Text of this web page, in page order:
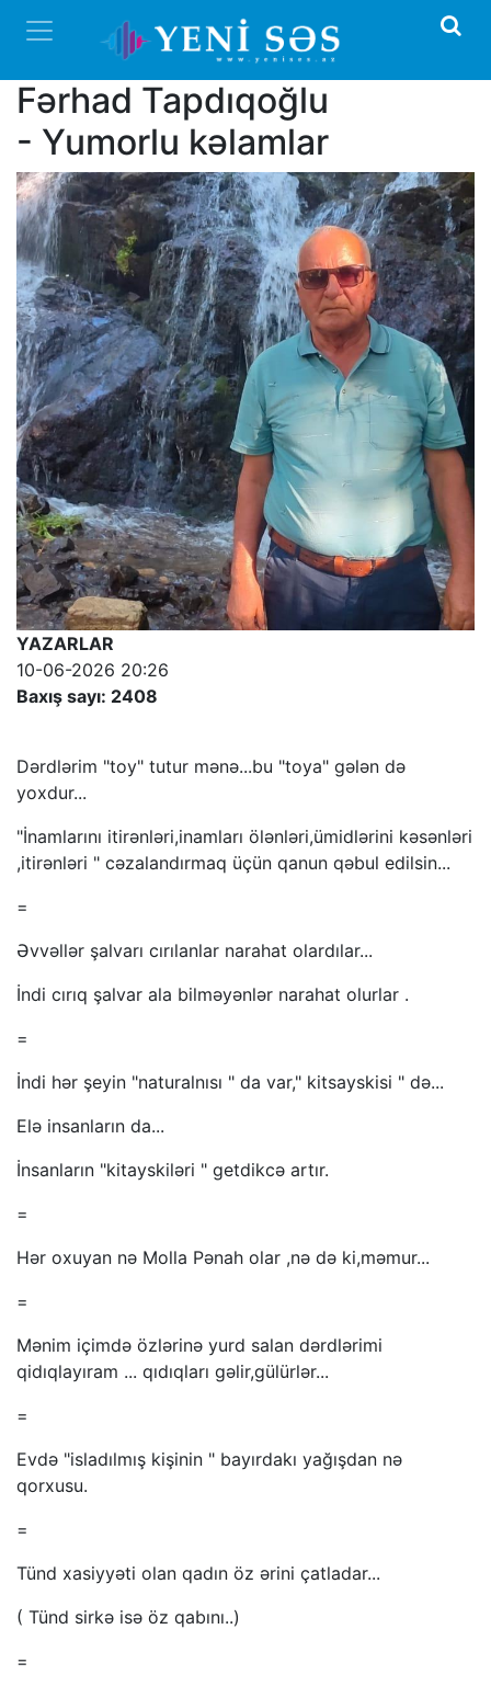
Fərhad Tapdıqoğlu
- Yumorlu kəlamlar
YAZARLAR
10-06-2026 20:26
Baxış sayı: 2408
Dərdlərim "toy" tutur mənə...bu "toya" gələn də
yoxdur...
"İnamlarını itirənləri,inamları ölənləri,ümidlərini kəsənləri
,itirənləri " cəzalandırmaq üçün qanun qəbul edilsin...
=
Əvvəllər şalvarı cırılanlar narahat olardılar...
İndi cırıq şalvar ala bilməyənlər narahat olurlar .
=
İndi hər şeyin "naturalnısı " da var," kitsayskisi " də...
Elə insanların da...
İnsanların "kitayskiləri " getdikcə artır.
=
Hər oxuyan nə Molla Pənah olar ,nə də ki,məmur...
=
Mənim içimdə özlərinə yurd salan dərdlərimi
qidıqlayıram ... qıdıqları gəlir,gülürlər...
=
Evdə "isladılmış kişinin " bayırdakı yağışdan nə
qorxusu.
=
Tünd xasiyyəti olan qadın öz ərini çatladar...
( Tünd sirkə isə öz qabını..)
=